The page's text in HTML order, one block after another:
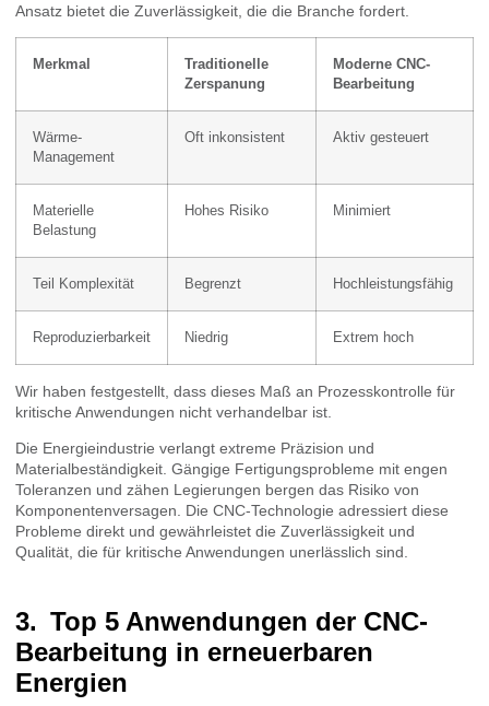
Ansatz bietet die Zuverlässigkeit, die die Branche fordert.
Merkmal
Traditionelle
Zerspanung
Moderne CNC-
Bearbeitung
Wärme-
Management
Oft inkonsistent Aktiv gesteuert
Materielle
Belastung
Hohes Risiko Minimiert
Teil Komplexität Begrenzt Hochleistungsfähig
Reproduzierbarkeit Niedrig Extrem hoch
Wir haben festgestellt, dass dieses Maß an Prozesskontrolle für
kritische Anwendungen nicht verhandelbar ist.
Die Energieindustrie verlangt extreme Präzision und
Materialbeständigkeit. Gängige Fertigungsprobleme mit engen
Toleranzen und zähen Legierungen bergen das Risiko von
Komponentenversagen. Die CNC-Technologie adressiert diese
Probleme direkt und gewährleistet die Zuverlässigkeit und
Qualität, die für kritische Anwendungen unerlässlich sind.
Top 5 Anwendungen der CNC-
Bearbeitung in erneuerbaren
Energien